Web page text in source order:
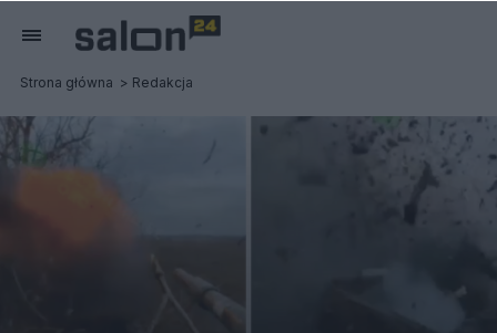
Strona główna Redakcja